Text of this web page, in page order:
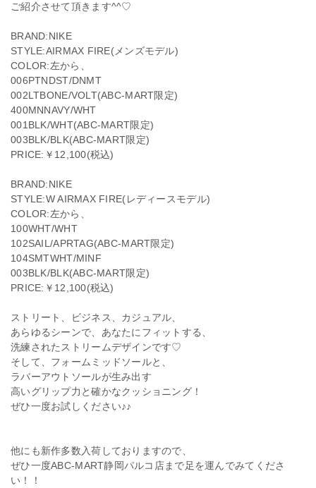
ご紹介させて頂きます^^♡
BRAND:NIKE
STYLE:AIRMAX FIRE(メンズモデル)
COLOR:左から、
006PTNDST/DNMT
002LTBONE/VOLT(ABC-MART限定)
400MNNAVY/WHT
001BLK/WHT(ABC-MART限定)
003BLK/BLK(ABC-MART限定)
PRICE:￥12,100(税込)
BRAND:NIKE
STYLE:W AIRMAX FIRE(レディースモデル)
COLOR:左から、
100WHT/WHT
102SAIL/APRTAG(ABC-MART限定)
104SMTWHT/MINF
003BLK/BLK(ABC-MART限定)
PRICE:￥12,100(税込)
ストリート、ビジネス、カジュアル、
あらゆるシーンで、あなたにフィットする、
洗練されたストリームデザインです♡
そして、フォームミッドソールと、
ラバーアウトソールが生み出す
高いグリップ力と確かなクッショニング！
ぜひ一度お試しください♪♪
他にも新作多数入荷しておりますので、
ぜひ一度ABC-MART静岡パルコ店まで足を運んでみてくださ
い！！